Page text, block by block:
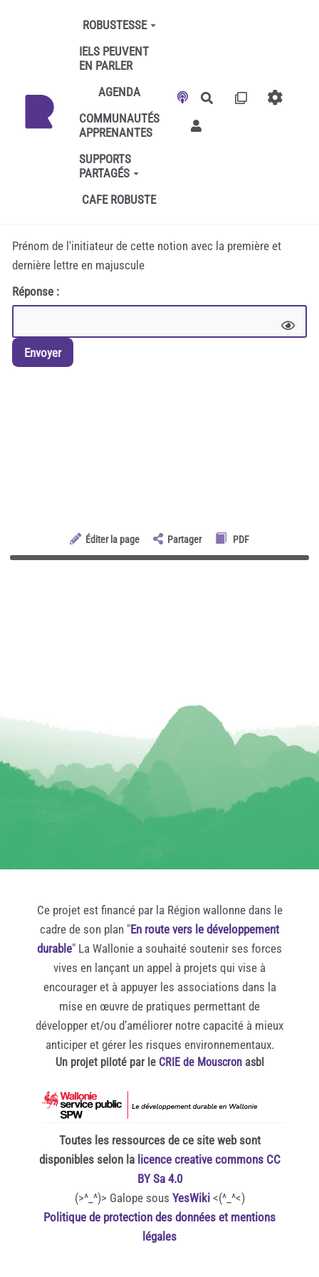
Aller au contenu principal
ROBUSTESSE
IELS PEUVENT
EN PARLER
AGENDA
COMMUNAUTÉS
APPRENANTES
SUPPORTS
PARTAGÉS
CAFE ROBUSTE
Rechercher
Prénom de l'initiateur de cette notion avec la première et
dernière lettre en majuscule
Réponse :
Envoyer
Éditer la page Partager PDF
Ce projet est financé par la Région wallonne dans le
cadre de son plan "En route vers le développement
durable" La Wallonie a souhaité soutenir ses forces
vives en lançant un appel à projets qui vise à
encourager et à appuyer les associations dans la
mise en œuvre de pratiques permettant de
développer et/ou d’améliorer notre capacité à mieux
anticiper et gérer les risques environnementaux.
Un projet piloté par le CRIE de Mouscronasbl
Toutes les ressources de ce site web sont
disponibles selon la licence creative commons CC
BY Sa 4.0
(>^_^)> Galope sous YesWiki<(^_^<)
Politique de protection des données et mentions
légales